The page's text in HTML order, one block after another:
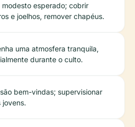
modesto esperado; cobrir
e joelhos, remover chapéus.
uma atmosfera tranquila,
durante o culto.
bem-vindas; supervisionar
jovens.